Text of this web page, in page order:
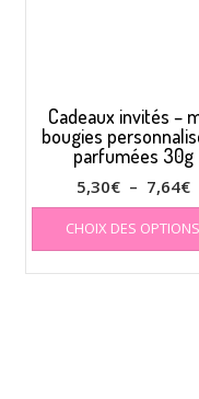
Cadeaux invités –
bougies
parfumées 30g
5,30€ – 7,64€
CHOIX DES OPTIONS